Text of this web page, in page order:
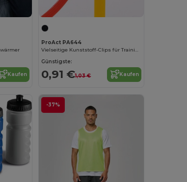
Kaufen
ProAct PA644
Vielseitige Kunststoff-Clips für Trainingssets
Günstigste:
0,91 €1,03 € Kaufen
-37%